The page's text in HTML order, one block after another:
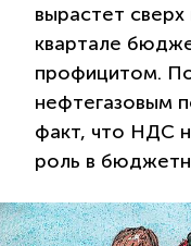
вырастет
квартале
профицитом.
нефтегазовым
факт, что НДС
роль в